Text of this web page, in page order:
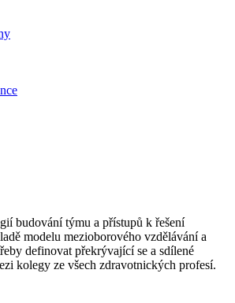
budování týmu a přístupů k řešení
modelu mezioborového vzdělávání a
definovat překrývající se a sdílené
kolegy ze všech zdravotnických profesí.